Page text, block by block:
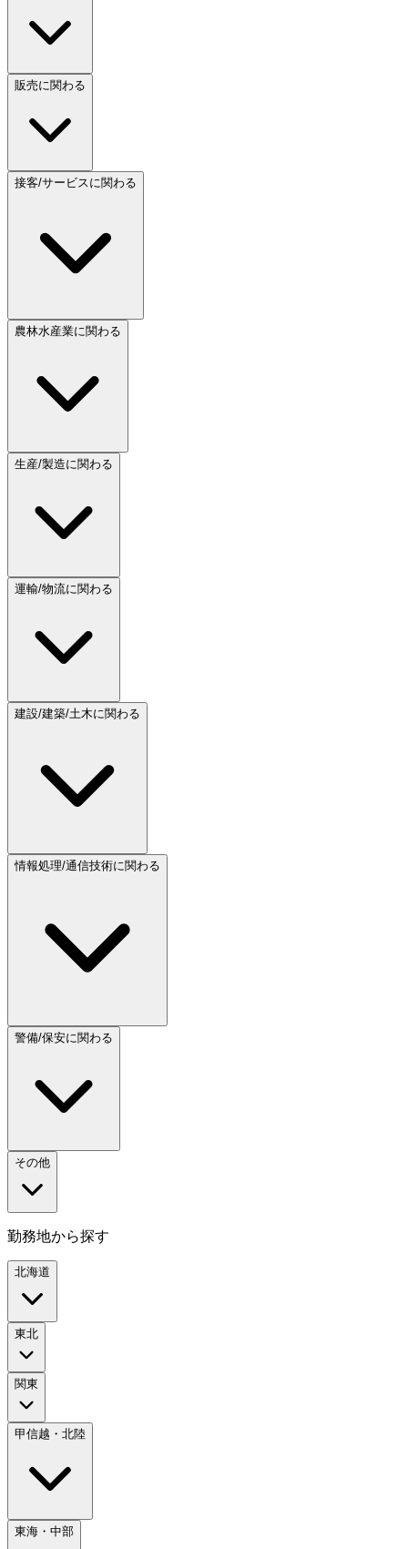
販売に関わる
接客/サービスに関わる
農林水産業に関わる
生産/製造に関わる
運輸/物流に関わる
建設/建築/土木に関わる
情報処理/通信技術に関わる
警備/保安に関わる
その他
勤務地から探す
北海道
東北
関東
甲信越・北陸
東海・中部